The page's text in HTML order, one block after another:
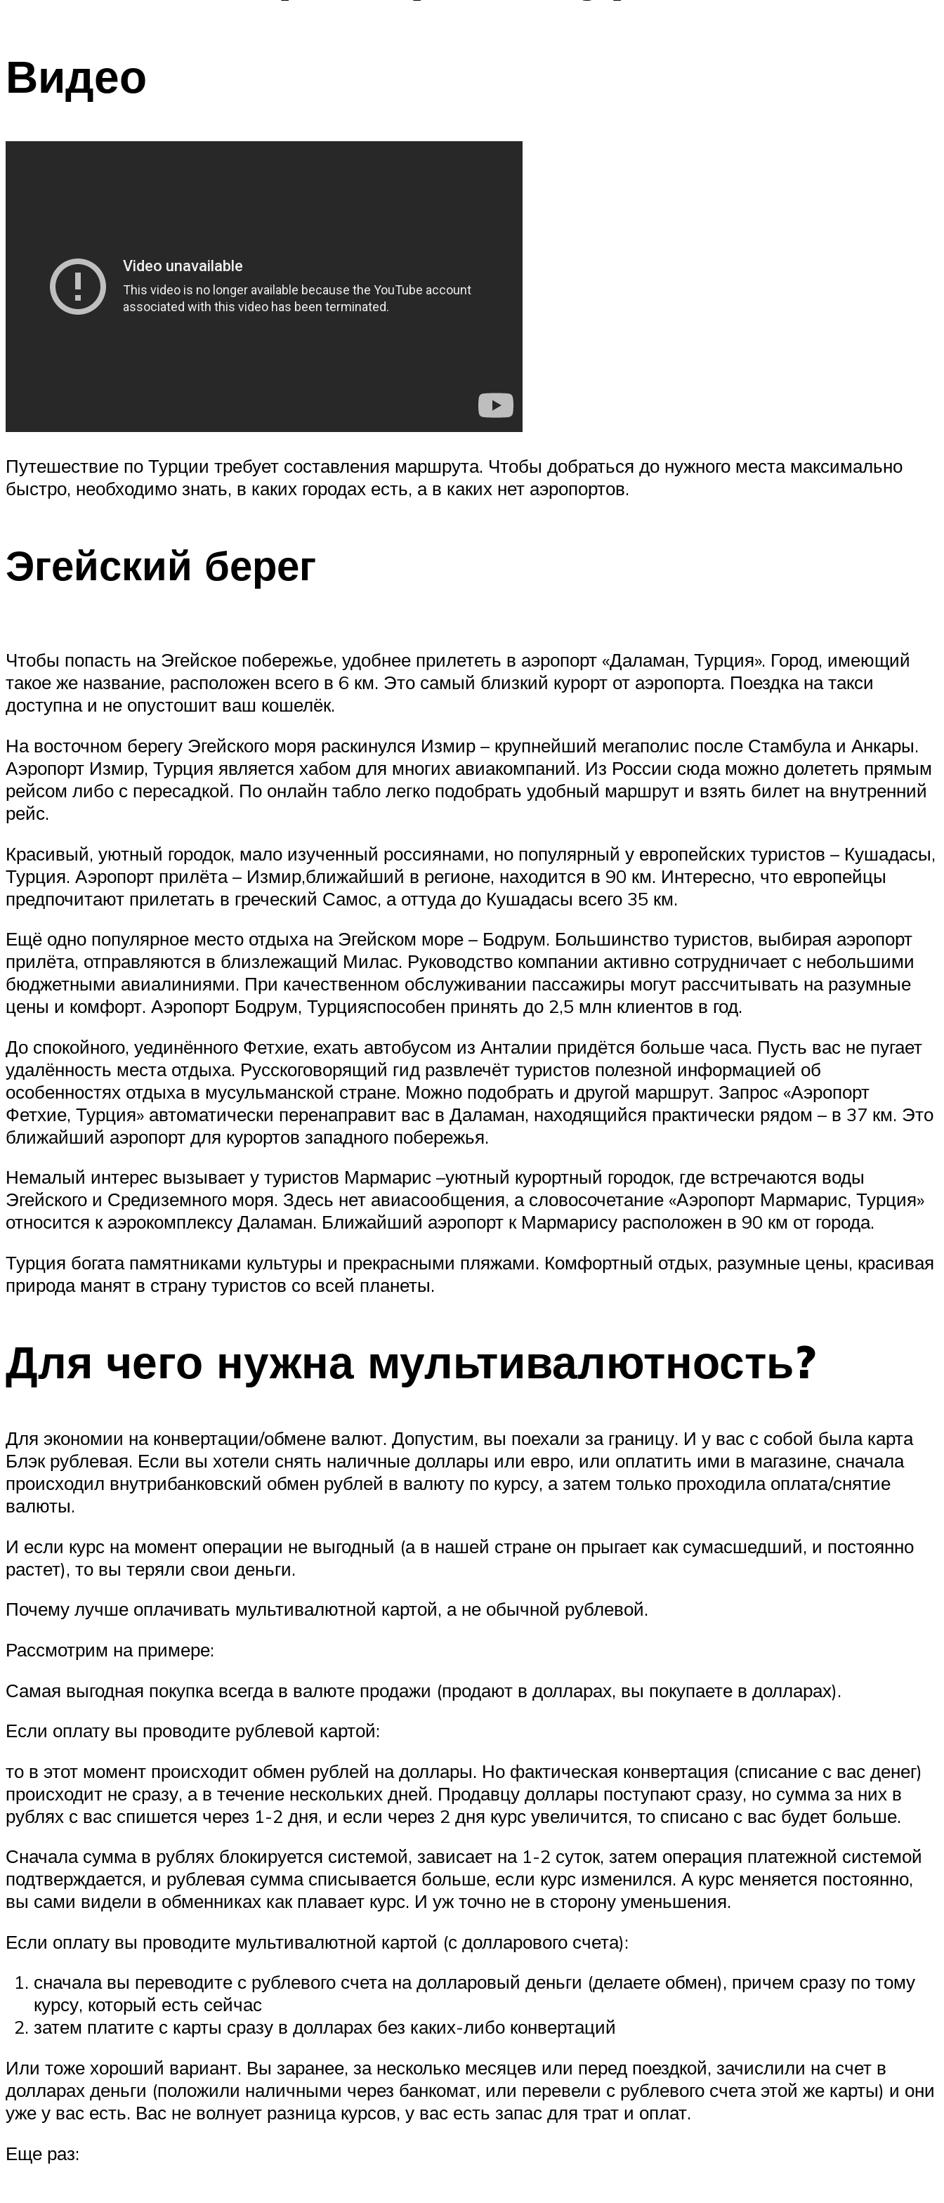
Видео
Путешествие по Турции требует составления маршрута. Чтобы добраться до нужного места максимально
быстро, необходимо знать, в каких городах есть, а в каких нет аэропортов.
Эгейский берег
Чтобы попасть на Эгейское побережье, удобнее прилететь в аэропорт «Даламан, Турция». Город, имеющий
такое же название, расположен всего в 6 км. Это самый близкий курорт от аэропорта. Поездка на такси
доступна и не опустошит ваш кошелёк.
На восточном берегу Эгейского моря раскинулся Измир – крупнейший мегаполис после Стамбула и Анкары.
Аэропорт Измир, Турция является хабом для многих авиакомпаний. Из России сюда можно долететь прямым
рейсом либо с пересадкой. По онлайн табло легко подобрать удобный маршрут и взять билет на внутренний
рейс.
Красивый, уютный городок, мало изученный россиянами, но популярный у европейских туристов – Кушадасы,
Турция. Аэропорт прилёта – Измир,ближайший в регионе, находится в 90 км. Интересно, что европейцы
предпочитают прилетать в греческий Самос, а оттуда до Кушадасы всего 35 км.
Ещё одно популярное место отдыха на Эгейском море – Бодрум. Большинство туристов, выбирая аэропорт
прилёта, отправляются в близлежащий Милас. Руководство компании активно сотрудничает с небольшими
бюджетными авиалиниями. При качественном обслуживании пассажиры могут рассчитывать на разумные
цены и комфорт. Аэропорт Бодрум, Турцияспособен принять до 2,5 млн клиентов в год.
До спокойного, уединённого Фетхие, ехать автобусом из Анталии придётся больше часа. Пусть вас не пугает
удалённость места отдыха. Русскоговорящий гид развлечёт туристов полезной информацией об
особенностях отдыха в мусульманской стране. Можно подобрать и другой маршрут. Запрос «Аэропорт
Фетхие, Турция» автоматически перенаправит вас в Даламан, находящийся практически рядом – в 37 км. Это
ближайший аэропорт для курортов западного побережья.
Немалый интерес вызывает у туристов Мармарис –уютный курортный городок, где встречаются воды
Эгейского и Средиземного моря. Здесь нет авиасообщения, а словосочетание «Аэропорт Мармарис, Турция»
относится к аэрокомплексу Даламан. Ближайший аэропорт к Мармарису расположен в 90 км от города.
Турция богата памятниками культуры и прекрасными пляжами. Комфортный отдых, разумные цены, красивая
природа манят в страну туристов со всей планеты.
Для чего нужна мультивалютность?
Для экономии на конвертации/обмене валют. Допустим, вы поехали за границу. И у вас с собой была карта
Блэк рублевая. Если вы хотели снять наличные доллары или евро, или оплатить ими в магазине, сначала
происходил внутрибанковский обмен рублей в валюту по курсу, а затем только проходила оплата/снятие
валюты.
И если курс на момент операции не выгодный (а в нашей стране он прыгает как сумасшедший, и постоянно
растет), то вы теряли свои деньги.
Почему лучше оплачивать мультивалютной картой, а не обычной рублевой.
Рассмотрим на примере:
Самая выгодная покупка всегда в валюте продажи (продают в долларах, вы покупаете в долларах).
Если оплату вы проводите рублевой картой:
то в этот момент происходит обмен рублей на доллары. Но фактическая конвертация (списание с вас денег)
происходит не сразу, а в течение нескольких дней. Продавцу доллары поступают сразу, но сумма за них в
рублях с вас спишется через 1-2 дня, и если через 2 дня курс увеличится, то списано с вас будет больше.
Сначала сумма в рублях блокируется системой, зависает на 1-2 суток, затем операция платежной системой
подтверждается, и рублевая сумма списывается больше, если курс изменился. А курс меняется постоянно,
вы сами видели в обменниках как плавает курс. И уж точно не в сторону уменьшения.
Если оплату вы проводите мультивалютной картой (с долларового счета):
сначала вы переводите с рублевого счета на долларовый деньги (делаете обмен), причем сразу по тому
курсу, который есть сейчас
затем платите с карты сразу в долларах без каких-либо конвертаций
Или тоже хороший вариант. Вы заранее, за несколько месяцев или перед поездкой, зачислили на счет в
долларах деньги (положили наличными через банкомат, или перевели с рублевого счета этой же карты) и они
уже у вас есть. Вас не волнует разница курсов, у вас есть запас для трат и оплат.
Еще раз: